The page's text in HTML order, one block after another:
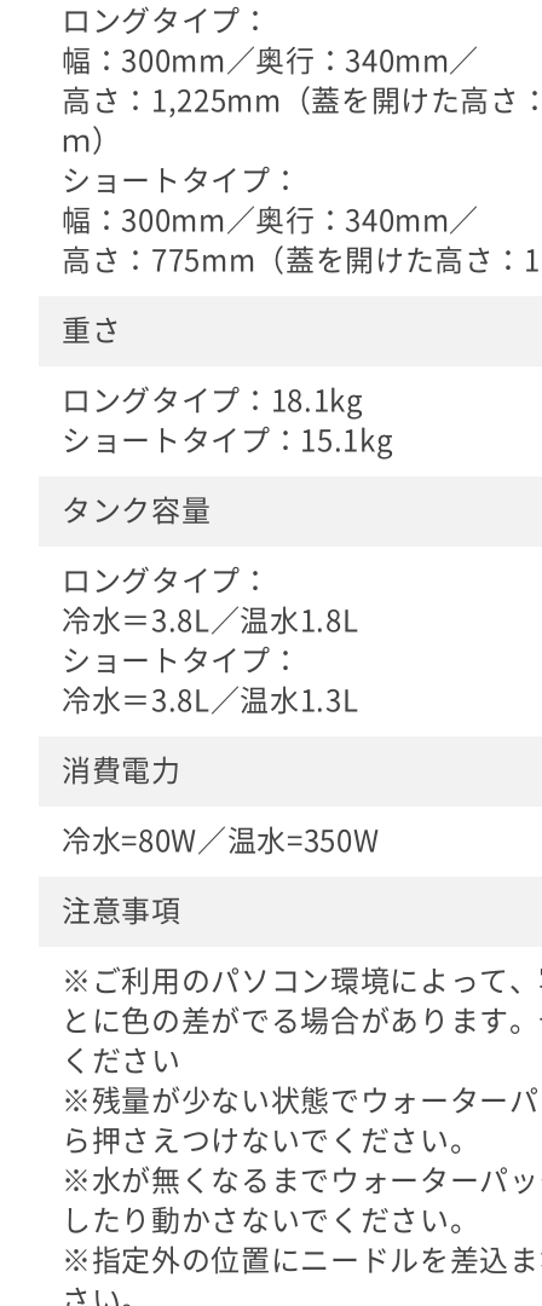
ロングタイプ：
幅：300mm／奥行：340mm／
高さ：1,225mm（蓋を開けた高さ
ｍ）
ショートタイプ：
幅：300mm／奥行：340mm／
高さ：775mm（蓋を開けた高さ：
重さ
ロングタイプ：18.1kg
ショートタイプ：15.1kg
タンク容量
ロングタイプ：
冷水＝3.8L／温水1.8L
ショートタイプ：
冷水＝3.8L／温水1.3L
消費電力
冷水=80W／温水=350W
注意事項
※ご利用のパソコン環境によって
とに色の差がでる場合があります
ください
※残量が少ない状態でウォーター
ら押さえつけないでください。
※水が無くなるまでウォーターパ
したり動かさないでください。
※指定外の位置にニードルを差込
さい。